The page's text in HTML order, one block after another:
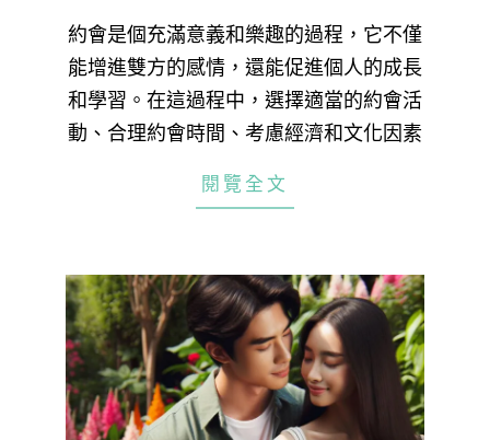
17
約會是個充滿意義和樂趣的過程，它不僅
能增進雙方的感情，還能促進個人的成長
和學習。在這過程中，選擇適當的約會活
動、合理約會時間、考慮經濟和文化因素
閱覽全文